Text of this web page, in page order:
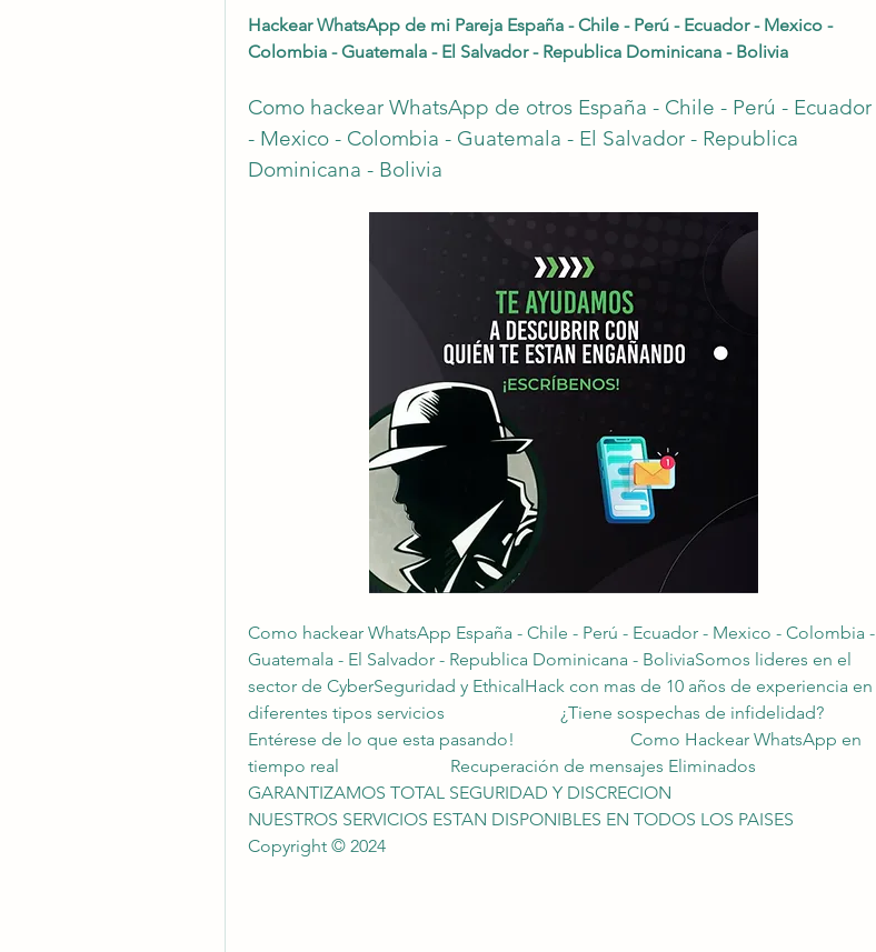
Hackear WhatsApp de mi Pareja España - Chile - Perú - Ecuador - Mexico -
Colombia - Guatemala - El Salvador - Republica Dominicana - Bolivia
Como hackear WhatsApp de otros España - Chile - Perú - Ecuador
- Mexico - Colombia - Guatemala - El Salvador - Republica
Dominicana - Bolivia
Como hackear WhatsApp España - Chile - Perú - Ecuador - Mexico - Colombia -
Guatemala - El Salvador - Republica Dominicana - BoliviaSomos lideres en el
sector de CyberSeguridad y EthicalHack con mas de 10 años de experiencia en
diferentes tipos servicios                          ¿Tiene sospechas de infidelidad?
Entérese de lo que esta pasando!                          Como Hackear WhatsApp en
tiempo real                         Recuperación de mensajes Eliminados
GARANTIZAMOS TOTAL SEGURIDAD Y DISCRECION
NUESTROS SERVICIOS ESTAN DISPONIBLES EN TODOS LOS PAISES
Copyright © 2024